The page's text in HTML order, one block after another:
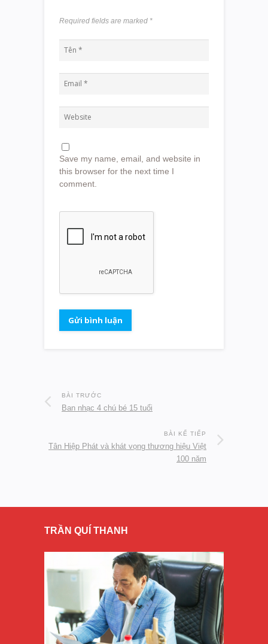
Required fields are marked *
Save my name, email, and website in
this browser for the next time I
comment.
BÀI TRƯỚC
Ban nhạc 4 chú bé 15 tuổi
BÀI KẾ TIẾP
Tân Hiệp Phát và khát vọng thương hiệu Việt
100 năm
TRẦN QUÍ THANH